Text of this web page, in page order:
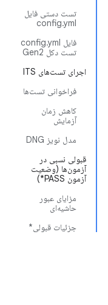
تست دستی فایل
config.yml
فایل config.yml
تست دکل Gen2
اجرای تست‌های ITS
فراخوانی تست‌ها
کاهش زمان
آزمایش
مدل نویز DNG
قبولی نسبی در
آزمون‌ها (وضعیت
آزمون PASS*)
مزایای عبور
حاشیه‌ای
جزئیات قبولی*